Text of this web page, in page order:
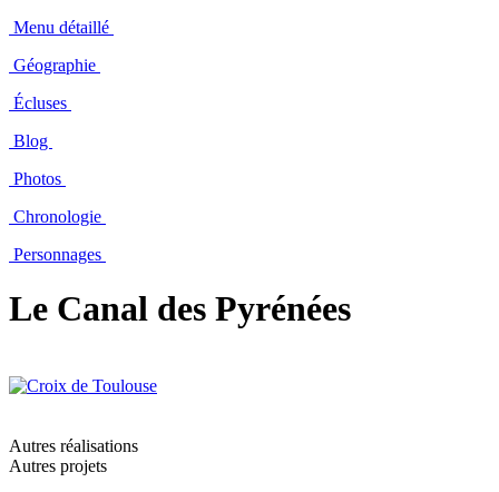
Menu détaillé
Géographie
Écluses
Blog
Photos
Chronologie
Personnages
Le Canal des Pyrénées
Autres réalisations
Autres projets